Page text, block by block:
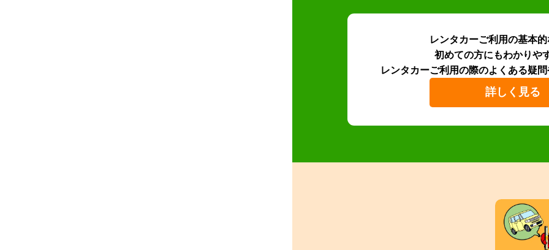
レンタカーご利用の基本
初めての方にもわかりや
レンタカーご利用の際のよくある疑問
詳しく見る